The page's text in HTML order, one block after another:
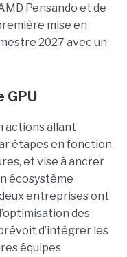
Pensando et de
mise en
2027 avec un
GPU
actions allant
étapes en fonction
et vise à ancrer
écosystème
entreprises ont
des
d’intégrer les
équipes